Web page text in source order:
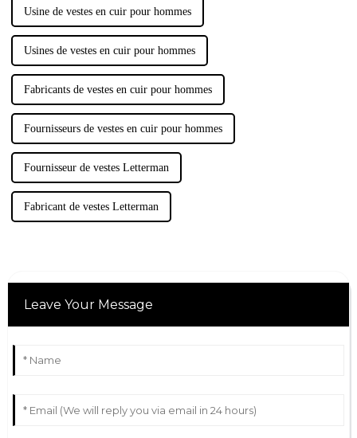
Usine de vestes en cuir pour hommes
Usines de vestes en cuir pour hommes
Fabricants de vestes en cuir pour hommes
Fournisseurs de vestes en cuir pour hommes
Fournisseur de vestes Letterman
Fabricant de vestes Letterman
Leave Your Message